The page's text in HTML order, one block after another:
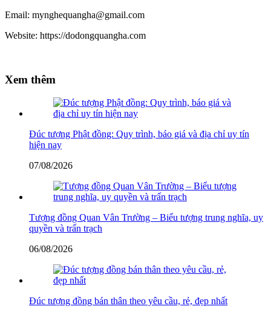
Email: mynghequangha@gmail.com
Website: https://dodongquangha.com
Xem thêm
Đúc tượng Phật đồng: Quy trình, báo giá và địa chỉ uy tín
hiện nay
07/08/2026
Tượng đồng Quan Vân Trường – Biểu tượng trung nghĩa, uy
quyền và trấn trạch
06/08/2026
Đúc tượng đồng bán thân theo yêu cầu, rẻ, đẹp nhất